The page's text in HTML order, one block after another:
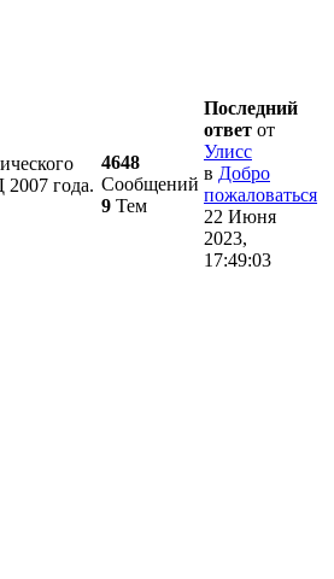
года.
4648
Сообщений
9 Тем
Последний
ответ от
Улисс
в Добро
пожаловаться
22 Июня
2023,
17:49:03